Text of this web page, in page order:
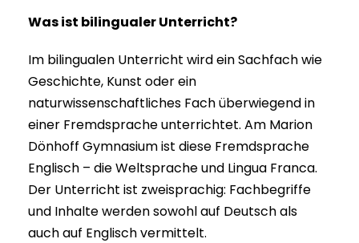
Was ist bilingualer Unterricht?
Im bilingualen Unterricht wird ein Sachfach wie
Geschichte, Kunst oder ein
naturwissenschaftliches Fach überwiegend in
einer Fremdsprache unterrichtet. Am Marion
Dönhoff Gymnasium ist diese Fremdsprache
Englisch – die Weltsprache und Lingua Franca.
Der Unterricht ist zweisprachig: Fachbegriffe
und Inhalte werden sowohl auf Deutsch als
auch auf Englisch vermittelt.